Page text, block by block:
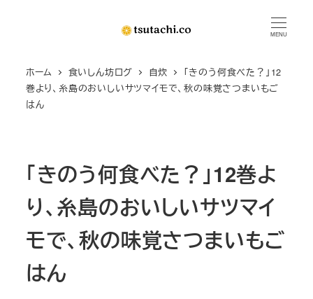
MENU
ホーム 食いしん坊ログ 自炊
「きのう何食べた？」12
巻より、糸島のおいしいサツマイモで、秋の味覚さつまいもご
はん
「きのう何食べた？」12巻よ
り、糸島のおいしいサツマイ
モで、秋の味覚さつまいもご
はん